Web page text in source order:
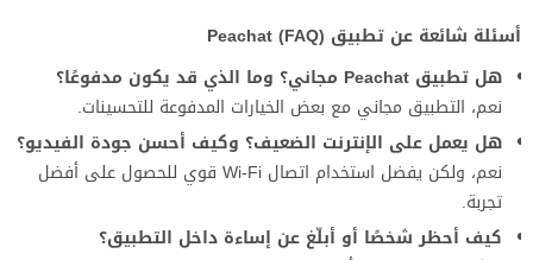
أسئلة شائعة عن تطبيق Peachat (FAQ)
هل تطبيق Peachat مجاني؟ وما الذي قد يكون مدفوعًا؟
نعم، التطبيق مجاني مع بعض الخيارات المدفوعة للتحسينات.
هل يعمل على الإنترنت الضعيف؟ وكيف أحسن جودة الفيديو؟
نعم، ولكن يفضل استخدام اتصال Wi-Fi قوي للحصول على أفضل
تجربة.
كيف أحظر شخصًا أو أبلّغ عن إساءة داخل التطبيق؟